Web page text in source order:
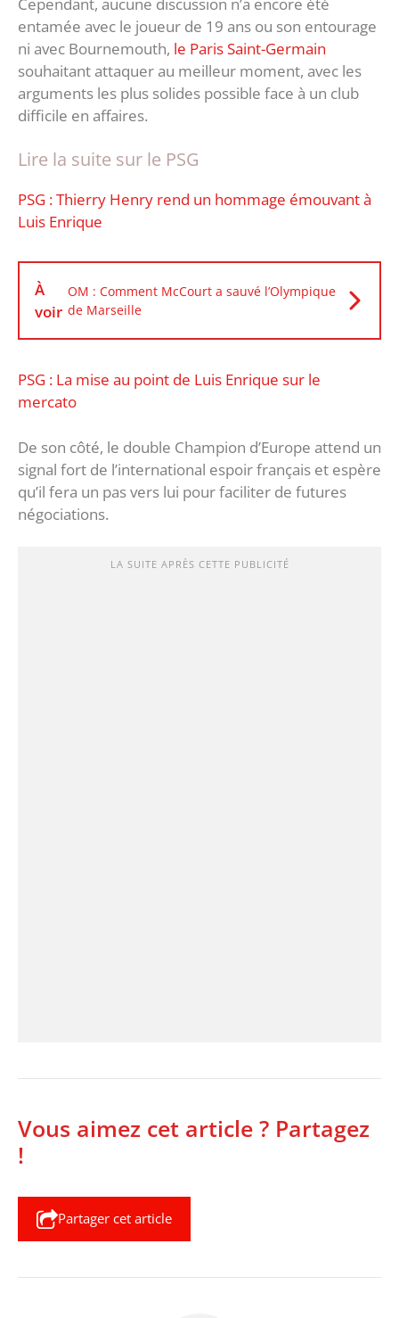
entamée avec le joueur de 19 ans ou son entourage
ni avec Bournemouth, le Paris Saint-Germain
souhaitant attaquer au meilleur moment, avec les
arguments les plus solides possible face à un club
difficile en affaires.
Lire la suite sur le PSG
PSG : Thierry Henry rend un hommage émouvant à
Luis Enrique
À
voir
OM : Comment McCourt a sauvé l’Olympique
de Marseille
PSG : La mise au point de Luis Enrique sur le
mercato
De son côté, le double Champion d’Europe attend un
signal fort de l’international espoir français et espère
qu’il fera un pas vers lui pour faciliter de futures
négociations.
LA SUITE APRÈS CETTE PUBLICITÉ
Vous aimez cet article ? Partagez
!
Partager cet article